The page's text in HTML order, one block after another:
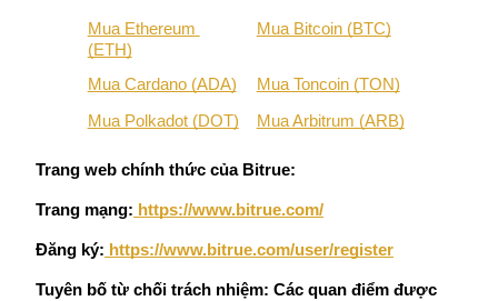
BTC Welcome Rewards
Deposit & Trade BTC to Share 25000 USDT prize pool!
Deposit CASHCAT & Win
Share 500000 CASHCAT prize pool
Mua Ethereum
(ETH)
Mua Bitcoin (BTC)
Mua Cardano (ADA) Mua Toncoin (TON)
Mua Polkadot (DOT) Mua Arbitrum (ARB)
Trang web chính thức của Bitrue:
Trang mạng: https://www.bitrue.com/
Đăng ký: https://www.bitrue.com/user/register
Tuyên bố từ chối trách nhiệm: Các quan điểm được